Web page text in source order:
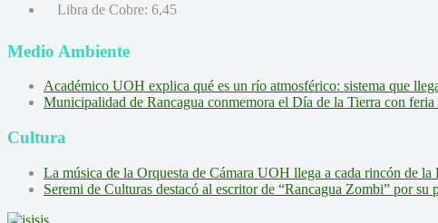
Libra de Cobre: 6,45
Medio Ambiente
Académico UOH explica qué es un río atmosférico: sistema que
Municipalidad de Rancagua conmemora el Día de la Tierra con
Cultura
La música de la Orquesta de Cámara UOH llega a cada rincón de
Seremi de Culturas destacó al escritor de “Rancagua Zombi” por